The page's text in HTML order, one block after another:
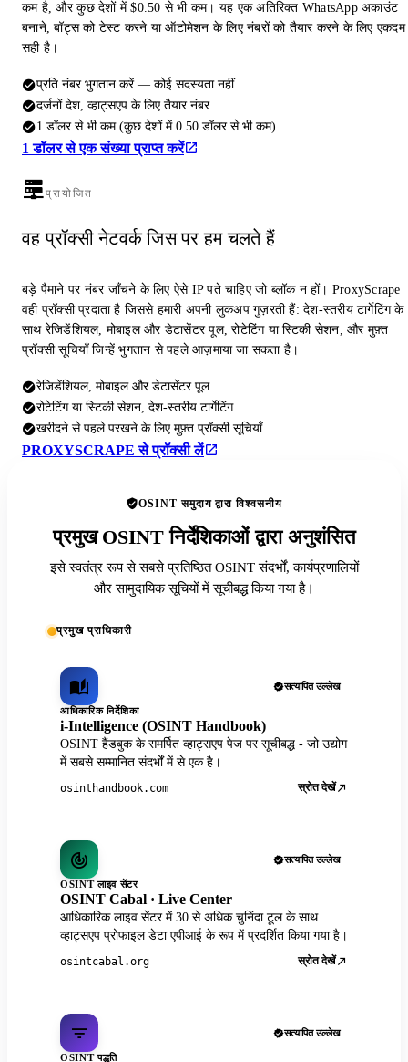
कम है, और कुछ देशों में $0.50 से भी कम। यह एक अतिरिक्त WhatsApp अकाउंट
बनाने, बॉट्स को टेस्ट करने या ऑटोमेशन के लिए नंबरों को तैयार करने के लिए एकदम
सही है।
प्रति नंबर भुगतान करें — कोई सदस्यता नहीं
दर्जनों देश, व्हाट्सएप के लिए तैयार नंबर
1 डॉलर से भी कम (कुछ देशों में 0.50 डॉलर से भी कम)
1 डॉलर से एक संख्या प्राप्त करें
प्रायोजित
वह प्रॉक्सी नेटवर्क जिस पर हम चलते हैं
बड़े पैमाने पर नंबर जाँचने के लिए ऐसे IP पते चाहिए जो ब्लॉक न हों। ProxyScrape
वही प्रॉक्सी प्रदाता है जिससे हमारी अपनी लुकअप गुज़रती हैं: देश-स्तरीय टार्गेटिंग के
साथ रेजिडेंशियल, मोबाइल और डेटासेंटर पूल, रोटेटिंग या स्टिकी सेशन, और मुफ़्त
प्रॉक्सी सूचियाँ जिन्हें भुगतान से पहले आज़माया जा सकता है।
रेजिडेंशियल, मोबाइल और डेटासेंटर पूल
रोटेटिंग या स्टिकी सेशन, देश-स्तरीय टार्गेटिंग
खरीदने से पहले परखने के लिए मुफ़्त प्रॉक्सी सूचियाँ
PROXYSCRAPE से प्रॉक्सी लें
OSINT समुदाय द्वारा विश्वसनीय
प्रमुख OSINT निर्देशिकाओं द्वारा अनुशंसित
इसे स्वतंत्र रूप से सबसे प्रतिष्ठित OSINT संदर्भों, कार्यप्रणालियों
और सामुदायिक सूचियों में सूचीबद्ध किया गया है।
प्रमुख प्राधिकारी
सत्यापित उल्लेख
आधिकारिक निर्देशिका
i-Intelligence (OSINT Handbook)
OSINT हैंडबुक के समर्पित व्हाट्सएप पेज पर सूचीबद्ध - जो उद्योग
में सबसे सम्मानित संदर्भों में से एक है।
osinthandbook.com स्रोत देखें
सत्यापित उल्लेख
OSINT लाइव सेंटर
OSINT Cabal · Live Center
आधिकारिक लाइव सेंटर में 30 से अधिक चुनिंदा टूल के साथ
व्हाट्सएप प्रोफाइल डेटा एपीआई के रूप में प्रदर्शित किया गया है।
osintcabal.org स्रोत देखें
सत्यापित उल्लेख
OSINT पद्धति